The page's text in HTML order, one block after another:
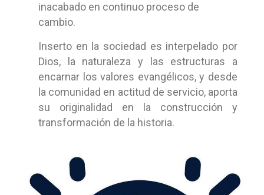
inacabado en continuo proceso de
cambio.
Inserto en la sociedad es interpelado por
Dios, la naturaleza y las estructuras a
encarnar los valores evangélicos, y desde
la comunidad en actitud de servicio, aporta
su originalidad en la construcción y
transformación de la historia.